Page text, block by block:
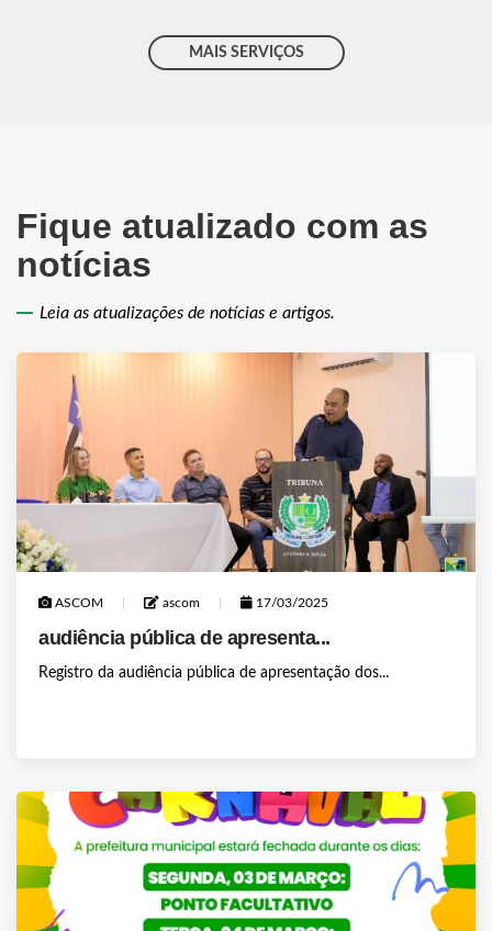
MAIS SERVIÇOS
Fique atualizado com as
notícias
Leia as atualizações de notícias e artigos.
ASCOM ascom 17/03/2025
audiência pública de apresenta...
Registro da audiência pública de apresentação dos...